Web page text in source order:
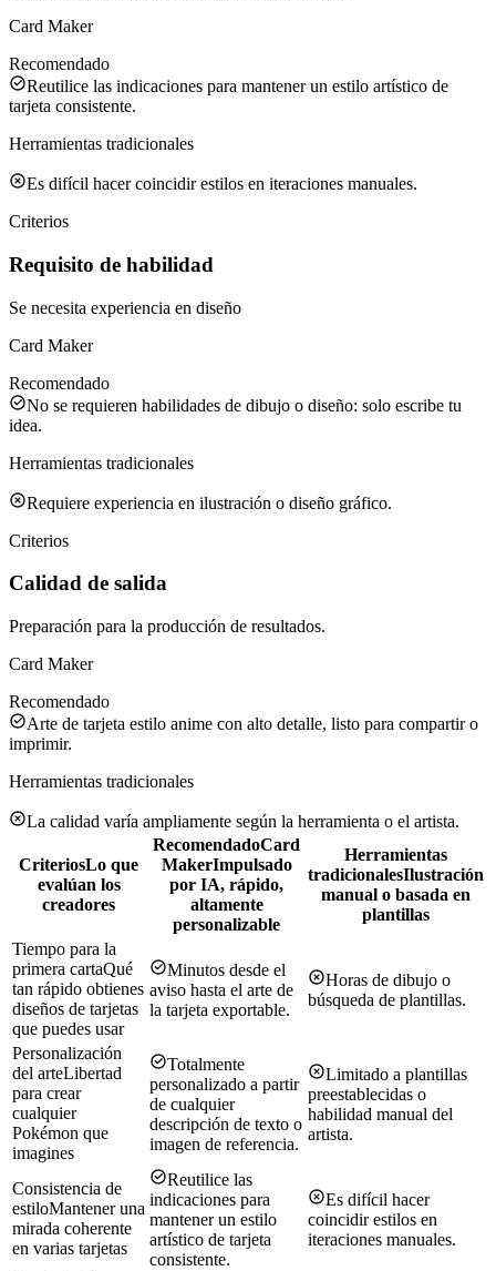
Card Maker
Recomendado
Reutilice las indicaciones para mantener un estilo artístico de
tarjeta consistente.
Herramientas tradicionales
Es difícil hacer coincidir estilos en iteraciones manuales.
Criterios
Requisito de habilidad
Se necesita experiencia en diseño
Card Maker
Recomendado
No se requieren habilidades de dibujo o diseño: solo escribe tu
idea.
Herramientas tradicionales
Requiere experiencia en ilustración o diseño gráfico.
Criterios
Calidad de salida
Preparación para la producción de resultados.
Card Maker
Recomendado
Arte de tarjeta estilo anime con alto detalle, listo para compartir o
imprimir.
Herramientas tradicionales
La calidad varía ampliamente según la herramienta o el artista.
CriteriosLo que
evalúan los
creadores
RecomendadoCard
MakerImpulsado
por IA, rápido,
altamente
personalizable
Herramientas
tradicionalesIlustración
manual o basada en
plantillas
Tiempo para la
primera cartaQué
tan rápido obtienes
diseños de tarjetas
que puedes usar
Minutos desde el
aviso hasta el arte de
la tarjeta exportable.
Horas de dibujo o
búsqueda de plantillas.
Personalización
del arteLibertad
para crear
cualquier
Pokémon que
imagines
Totalmente
personalizado a partir
de cualquier
descripción de texto o
imagen de referencia.
Limitado a plantillas
preestablecidas o
habilidad manual del
artista.
Consistencia de
estiloMantener una
mirada coherente
en varias tarjetas
Reutilice las
indicaciones para
mantener un estilo
artístico de tarjeta
consistente.
Es difícil hacer
coincidir estilos en
iteraciones manuales.